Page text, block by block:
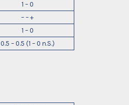
1 – 0
– – +
1 – 0
0.5 – 0.5 (1 – 0 n.S.)